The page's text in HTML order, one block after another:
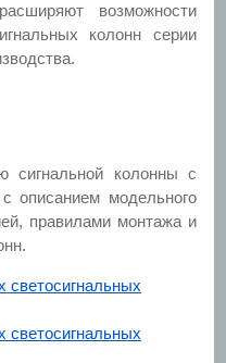
возможности
колонн серии
сигнальной колонны с
описанием модельного
правилами монтажа и
светосигнальных
светосигнальных